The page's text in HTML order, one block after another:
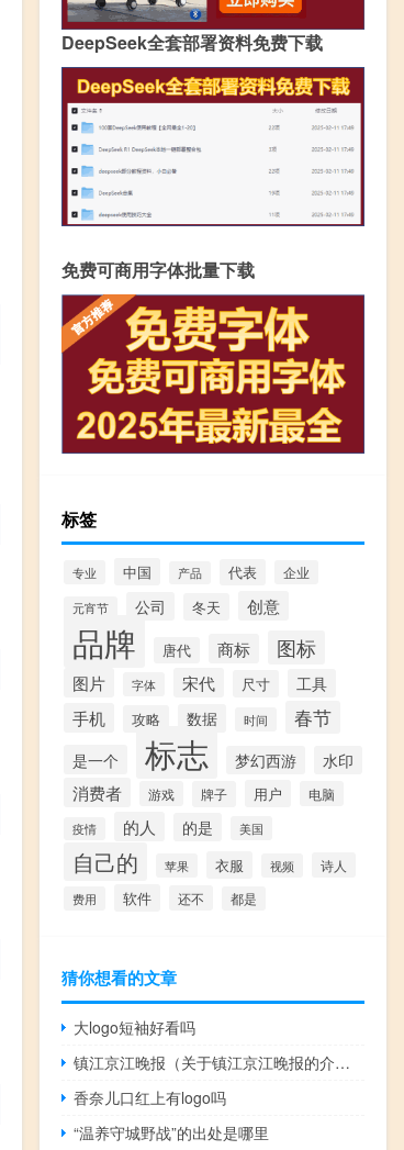
DeepSeek全套部署资料免费下载
免费可商用字体批量下载
标签
专业 中国 产品 代表 企业
元宵节 公司 冬天 创意
品牌 唐代 商标 图标
图片 字体 宋代 尺寸 工具
手机 攻略 数据 时间 春节
是一个 标志 梦幻西游 水印
消费者 游戏 牌子 用户 电脑
疫情 的人 的是 美国
自己的 苹果 衣服 视频 诗人
费用 软件 还不 都是
猜你想看的文章
大logo短袖好看吗
镇江京江晚报（关于镇江京江晚报的介绍）
香奈儿口红上有logo吗
“温养守城野战”的出处是哪里